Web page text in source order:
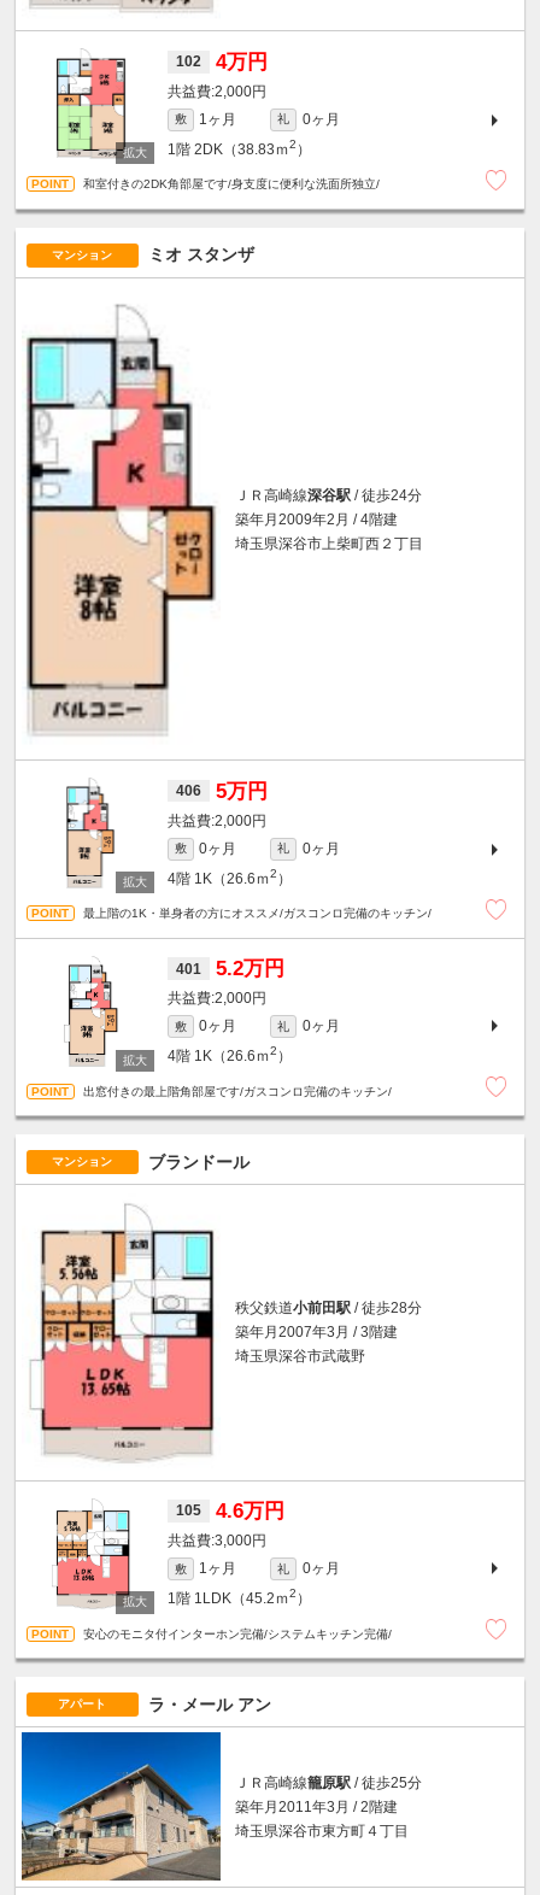
102 4万円
2,000円
敷 1ヶ月 礼
0ヶ月
1階 2DK（38.83ｍ2 ）
和室付きの2DK角部屋です/身支度に便利な洗面所独立/
マンション ミオ スタンザ
ＪＲ高崎線深谷駅 / 徒歩24分
築年月2009年2月 / 4階建
埼玉県深谷市上柴町西２丁目
406 5万円
2,000円
敷 0ヶ月 礼
0ヶ月
4階 1K（26.6ｍ2 ）
最上階の1K・単身者の方にオススメ/ガスコンロ完備のキッチン/
401 5.2万円
2,000円
敷 0ヶ月 礼
0ヶ月
4階 1K（26.6ｍ2 ）
出窓付きの最上階角部屋です/ガスコンロ完備のキッチン/
マンション ブランドール
秩父鉄道小前田駅 / 徒歩28分
築年月2007年3月 / 3階建
埼玉県深谷市武蔵野
105 4.6万円
3,000円
敷 1ヶ月 礼
0ヶ月
1階 1LDK（45.2ｍ2 ）
安心のモニタ付インターホン完備/システムキッチン完備/
アパート ラ・メール アン
ＪＲ高崎線籠原駅 / 徒歩25分
築年月2011年3月 / 2階建
埼玉県深谷市東方町４丁目